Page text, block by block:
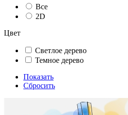
Все
2D
Цвет
Светлое дерево
Темное дерево
Показать
Сбросить